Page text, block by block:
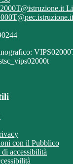
con il Pubblico
accessibilità